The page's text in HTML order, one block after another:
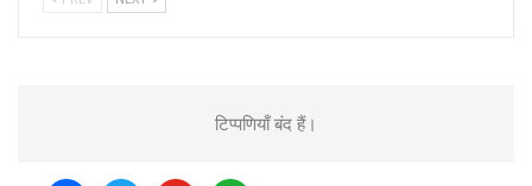
टिप्पणियाँ बंद हैं।